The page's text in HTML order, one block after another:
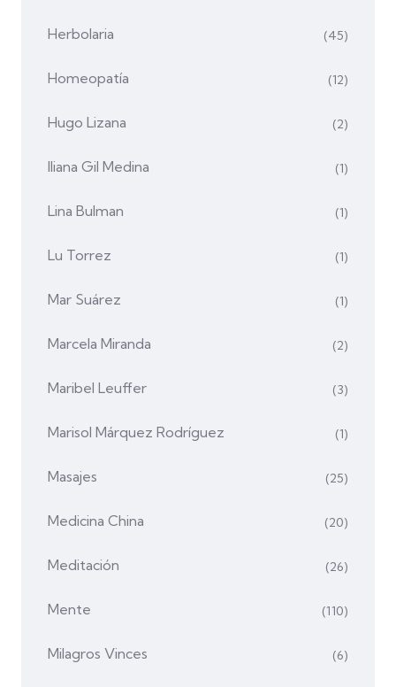
Herbolaria (45)
Homeopatía (12)
Hugo Lizana (2)
Iliana Gil Medina (1)
Lina Bulman (1)
Lu Torrez (1)
Mar Suárez (1)
Marcela Miranda (2)
Maribel Leuffer (3)
Marisol Márquez Rodríguez (1)
Masajes (25)
Medicina China (20)
Meditación (26)
Mente (110)
Milagros Vinces (6)